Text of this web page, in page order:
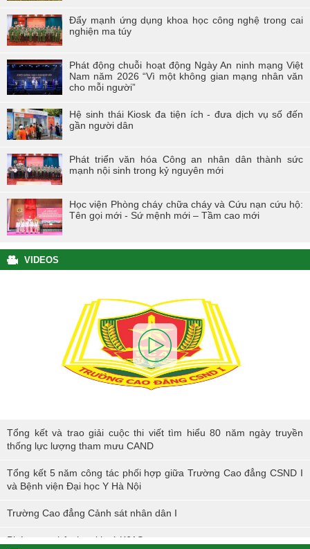
Đẩy mạnh ứng dụng khoa học công nghệ trong cai
nghiện ma túy
Phát động chuỗi hoạt động Ngày An ninh mạng Việt
Nam năm 2026 “Vì một không gian mạng nhân văn
cho mỗi người”
Hệ sinh thái Kiosk đa tiện ích - đưa dịch vụ số đến
gần người dân
Phát triển văn hóa Công an nhân dân thành sức
mạnh nội sinh trong kỷ nguyên mới
Học viện Phòng cháy chữa cháy và Cứu nạn cứu hộ:
Tên gọi mới - Sứ mệnh mới – Tầm cao mới
VIDEOS
lực lượng tham mưu CAND
Tổng kết và trao giải cuộc thi viết tìm hiểu 80 năm ngày truyền
thống lực lượng tham mưu CAND
Tổng kết 5 năm công tác phối hợp giữa Trường Cao đẳng CSND I
và Bệnh viện Đại học Y Hà Nội
Trường Cao đẳng Cảnh sát nhân dân I
Phóng sự nhập học khoá K61S